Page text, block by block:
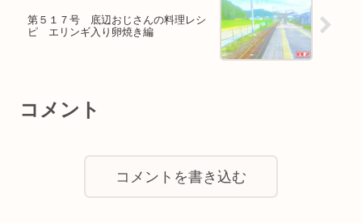
第５１７号 底辺おじさんの料理レシ
ピ エリンギ入り卵焼き編
コメント
コメントを書き込む